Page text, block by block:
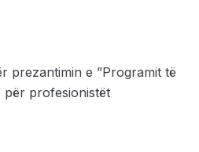
prezantimin e ”Programit të
për profesionistët